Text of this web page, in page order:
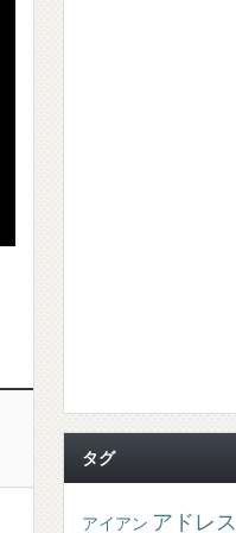
タグ
アイアン アドレス